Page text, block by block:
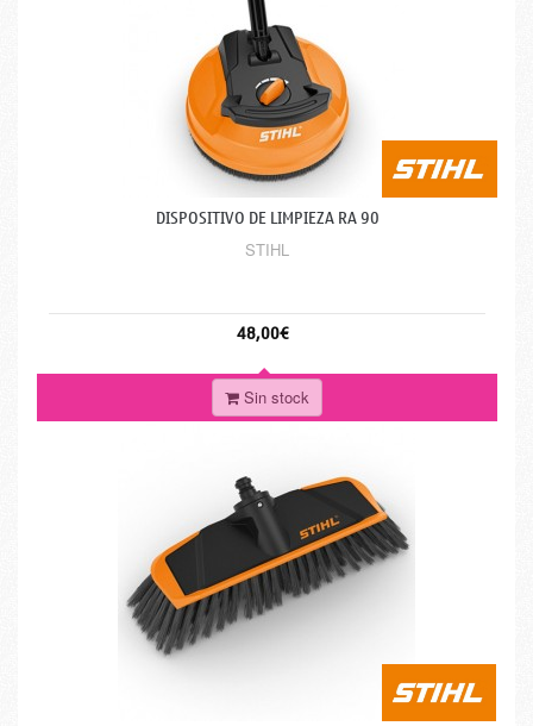
DISPOSITIVO DE LIMPIEZA RA 90
STIHL
48,00€
Sin stock